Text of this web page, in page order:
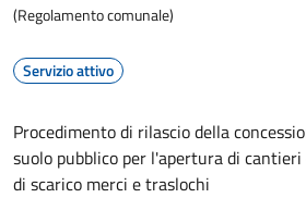
(Regolamento comunale)
Servizio attivo
Procedimento di rilascio della
suolo pubblico per l'apertura di
di scarico merci e traslochi